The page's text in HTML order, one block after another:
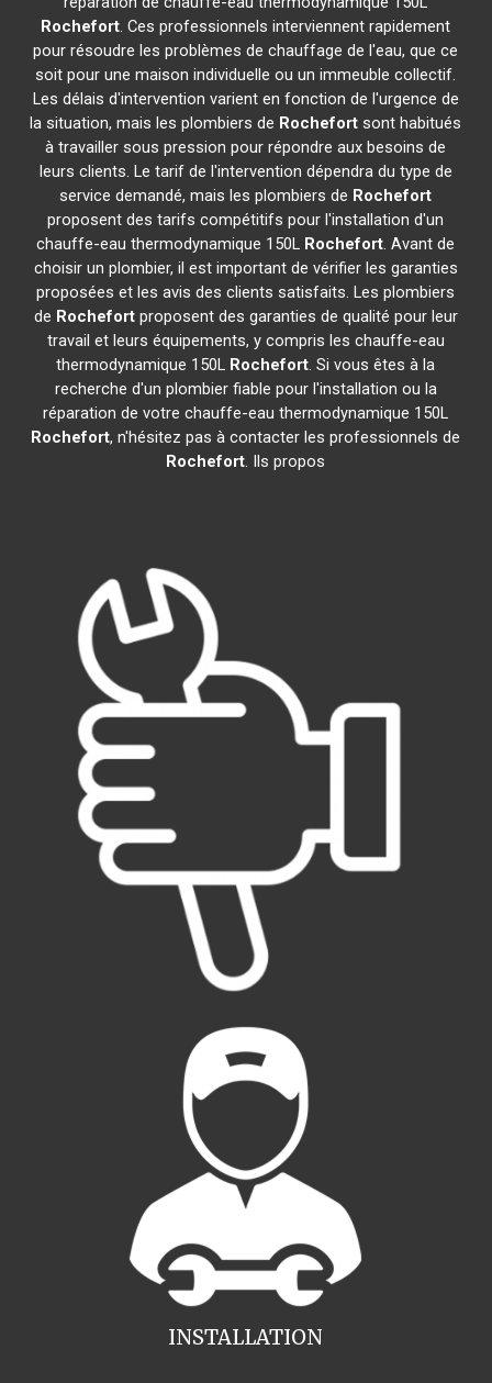
Rochefort. Ces professionnels interviennent rapidement
pour résoudre les problèmes de chauffage de l'eau, que ce
soit pour une maison individuelle ou un immeuble collectif.
Les délais d'intervention varient en fonction de l'urgence de
la situation, mais les plombiers de Rochefort sont habitués
à travailler sous pression pour répondre aux besoins de
leurs clients. Le tarif de l'intervention dépendra du type de
service demandé, mais les plombiers de Rochefort
proposent des tarifs compétitifs pour l'installation d'un
chauffe-eau thermodynamique 150L Rochefort. Avant de
choisir un plombier, il est important de vérifier les garanties
proposées et les avis des clients satisfaits. Les plombiers
de Rochefortproposent des garanties de qualité pour leur
travail et leurs équipements, y compris les chauffe-eau
thermodynamique 150L Rochefort. Si vous êtes à la
recherche d'un plombier fiable pour l'installation ou la
réparation de votre chauffe-eau thermodynamique 150L
Rochefort, n'hésitez pas à contacter les professionnels de
Rochefort. Ils propos
INSTALLATION